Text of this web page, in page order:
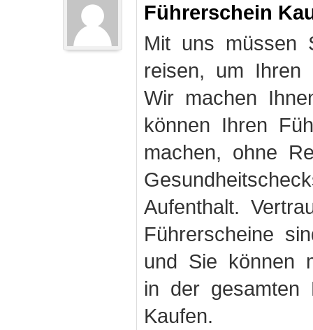
Führerschein
Mit uns müssen
reisen, um Ihren
Wir machen
können Ihren
machen, ohne
Aufenthalt.
Führerscheine
und Sie können
in der gesamten
Kaufen.